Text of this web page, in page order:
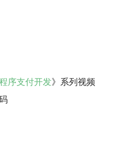
序支付开发》系列视频